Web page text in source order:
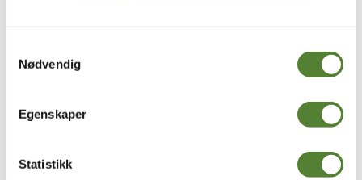
Nødvendig
Egenskaper
Statistikk